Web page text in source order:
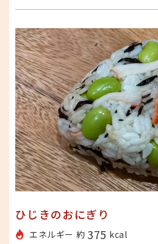
みんな食べてみてね
ひじきのおにぎり
エネルギー 約 375 kcal